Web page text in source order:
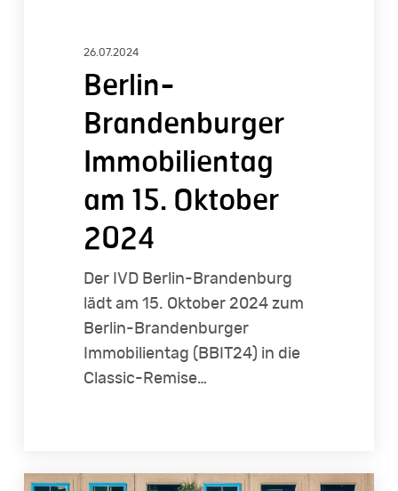
26.07.2024
Berlin-
Brandenburger
Immobilientag
am 15. Oktober
2024
Der IVD Berlin-Brandenburg
lädt am 15. Oktober 2024 zum
Berlin-Brandenburger
Immobilientag (BBIT24) in die
Classic-Remise…
Neuer